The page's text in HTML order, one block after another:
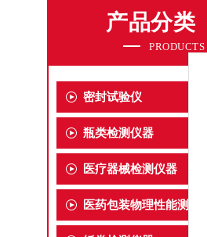
产品分类
PRODUCTS
密封试验仪
瓶类检测仪器
医疗器械检测仪器
医药包装物理性能测试仪